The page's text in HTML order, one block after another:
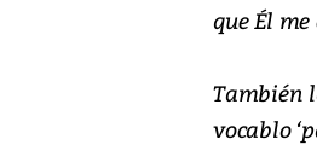
que Él
También
vocablo